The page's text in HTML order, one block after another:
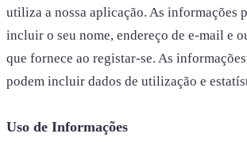
utiliza a nossa aplicação. As informações
incluir o seu nome, endereço de e-mail e
que fornece ao registar-se. As
podem incluir dados de utilização e
Uso de Informações